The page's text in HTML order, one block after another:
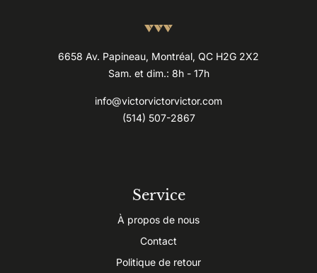
6658 Av. Papineau, Montréal, QC H2G 2X2
Sam. et dim.: 8h - 17h
info@victorvictorvictor.com
(514) 507-2867
Service
À propos de nous
Contact
Politique de retour